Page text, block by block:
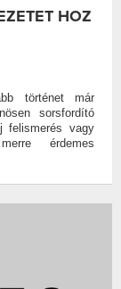
HOZ
történet már
sorsfordító
felismerés vagy
érdemes